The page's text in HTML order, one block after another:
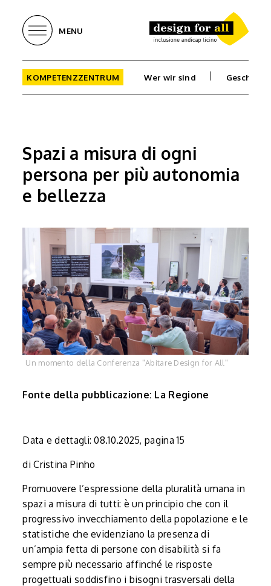
MENU
KOMPETENZZENTRUM Wer wir sind
Spazi a misura di ogni
persona per più autonomia
e bellezza
Un momento della Conferenza "Abitare Design for All"
Fonte della pubblicazione: La Regione
Data e dettagli: 08.10.2025, pagina 15
di Cristina Pinho
Promuovere l’espressione della pluralità umana in
spazi a misura di tutti: è un principio che con il
progressivo invecchiamento della popolazione e le
statistiche che evidenziano la presenza di
un’ampia fetta di persone con disabilità si fa
sempre più necessario affinché le risposte
progettuali soddisfino i bisogni trasversali della